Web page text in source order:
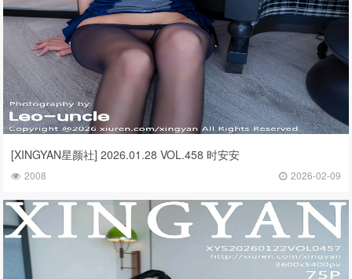
[XINGYAN星颜社] 2026.01.28 VOL.458 时安安
2008 2026-02-09